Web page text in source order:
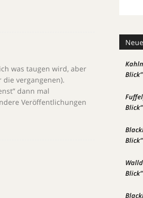
was taugen wird, aber
die vergangenen).
dann mal
Veröffentlichungen